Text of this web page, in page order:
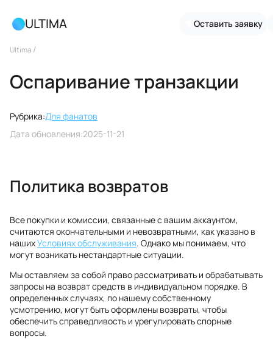
ULTIMA Оставить заявку
Ultima /
Оспаривание транзакции
Рубрика:Для фанатов
Дата обновления:2025-11-21
Политика возвратов
Все покупки и комиссии, связанные с вашим аккаунтом,
считаются окончательными и невозвратными, как указано в
нашихУсловиях обслуживания. Однако мы понимаем, что
могут возникать нестандартные ситуации.
Мы оставляем за собой право рассматривать и обрабатывать
запросы на возврат средств в индивидуальном порядке. В
определенных случаях, по нашему собственному
усмотрению, могут быть оформлены возвраты, чтобы
обеспечить справедливость и урегулировать спорные
вопросы.